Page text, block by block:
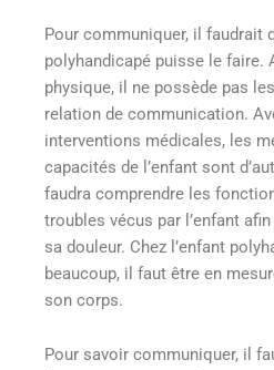
Pour communiquer, il faudrait
polyhandicapé puisse le faire.
physique, il ne possède pas
relation de communication.
interventions médicales, les
capacités de l’enfant sont
faudra comprendre les
troubles vécus par l’enfant
sa douleur. Chez l’enfant
beaucoup, il faut être en
son corps.
Pour savoir communiquer, il